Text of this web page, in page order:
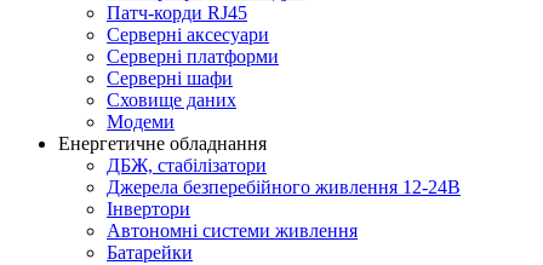
Патч-корди RJ45
Серверні аксесуари
Серверні платформи
Серверні шафи
Сховище даних
Модеми
Енергетичне обладнання
ДБЖ, стабілізатори
Джерела безперебійного живлення 12-24В
Інвертори
Автономні системи живлення
Батарейки